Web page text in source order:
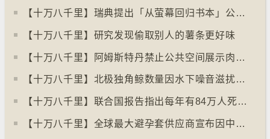
【十万八千里】瑞典提出「从萤幕回归书本」公帑购买实体书
【十万八千里】研究发现偷取别人的薯条更好味
【十万八千里】阿姆斯特丹禁止公共空间展示肉类和化石燃料广告已促进碳中和
【十万八千里】北极独角鲸数量因水下噪音滋扰而减少
【十万八千里】联合国报告指出每年有84万人死于工作情况欠佳
【十万八千里】全球最大避孕套供应商宣布因中东战事涨价